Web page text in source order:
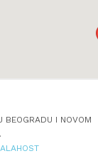
I NOVOM